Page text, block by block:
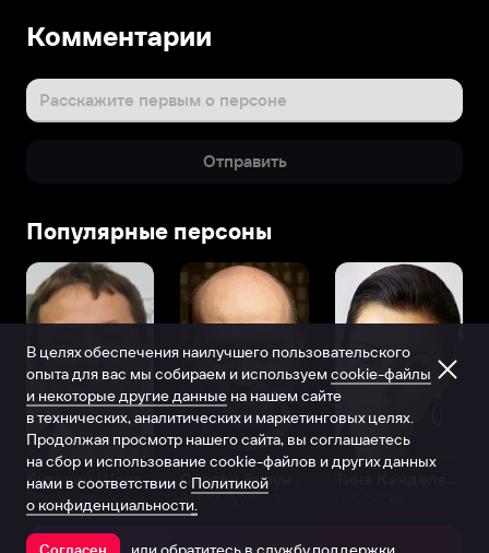
Комментарии
Расскажите первым о персоне
Отправить
Популярные персоны
Виталий Шляппо
Продюсер Актёр дубляжа
В целях обеспечения наилучшего пользовательского
опыта для вас мы собираем и используем cookie-файлы
и некоторые другие данные на нашем сайте
в технических, аналитических и маркетинговых целях.
Продолжая просмотр нашего сайта, вы соглашаетесь
на сбор и использование cookie-файлов и других данных
нами в соответствии с Политикой
о конфиденциальности.